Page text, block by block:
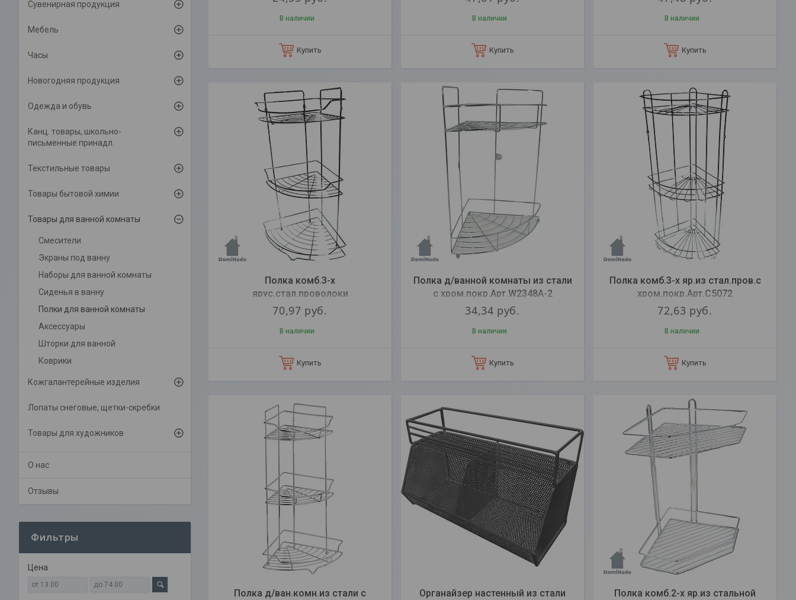
В наличии
Купить
В наличии
Купить
В наличии
Купить
Полка комб.3-х
ярус.стал.проволоки
хром.покр.C5004X
70,97 руб.
В наличии
Купить
Полка д/ванной комнаты из стали
с хром.покр.Арт.W2348А-2
34,34 руб.
В наличии
Купить
Полка комб.3-х яр.из стал.пров.с
хром.покр.Арт.C5072
72,63 руб.
В наличии
Купить
Полка д/ван.комн.из стали с
Органайзер настенный из стали
Полка комб.2-х яр.из стальной
Сувенирная продукция
Мебель
Часы
Новогодняя продукция
Одежда и обувь
Канц. товары, школьно-
письменные принадл.
Текстильные товары
Товары бытовой химии
Товары для ванной комнаты
Смесители
Экраны под ванну
Наборы для ванной комнаты
Сиденья в ванну
Полки для ванной комнаты
Аксессуары
Шторки для ванной
Коврики
Кожгалантерейные изделия
Лопаты снеговые, щетки-скребки
Товары для художников
О нас
Отзывы
Фильтры
Цена